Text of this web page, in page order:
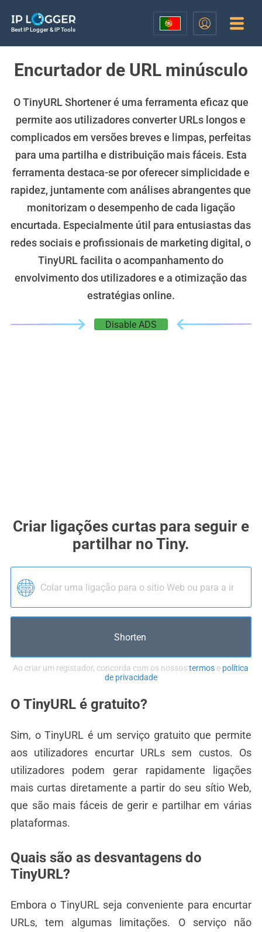
Best IP Logger & IP Tools
Encurtador de URL minúsculo
O TinyURL Shortener é uma ferramenta eficaz que
permite aos utilizadores converter URLs longos e
complicados em versões breves e limpas, perfeitas
para uma partilha e distribuição mais fáceis. Esta
ferramenta destaca-se por oferecer simplicidade e
rapidez, juntamente com análises abrangentes que
monitorizam o desempenho de cada ligação
encurtada. Especialmente útil para entusiastas das
redes sociais e profissionais de marketing digital, o
TinyURL facilita o acompanhamento do
envolvimento dos utilizadores e a otimização das
estratégias online.
Disable ADS
Criar ligações curtas para seguir e
partilhar no Tiny.
Shorten
Ao criar um registador, concorda com os nossostermos e política
de privacidade
O TinyURL é gratuito?
Sim, o TinyURL é um serviço gratuito que permite
aos utilizadores encurtar URLs sem custos. Os
utilizadores podem gerar rapidamente ligações
mais curtas diretamente a partir do seu sítio Web,
que são mais fáceis de gerir e partilhar em várias
plataformas.
Quais são as desvantagens do
TinyURL?
Embora o TinyURL seja conveniente para encurtar
URLs, tem algumas limitações. O serviço não